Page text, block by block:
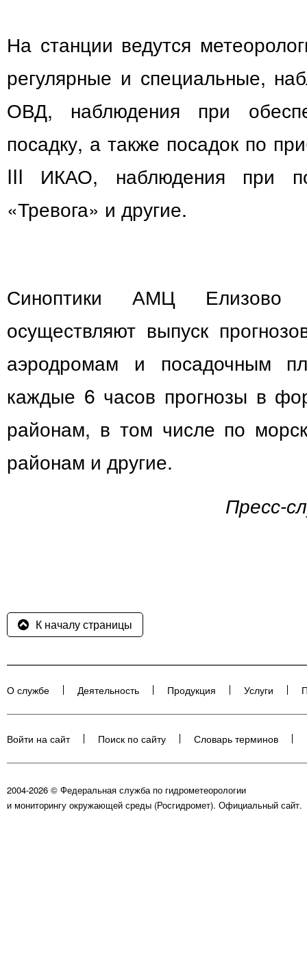
На станции ведутся
регулярные и специальные,
ОВД, наблюдения при
посадку, а также посадок по
III ИКАО, наблюдения при
«Тревога» и другие.
Синоптики АМЦ
осуществляют выпуск
аэродромам и посадочным
каждые 6 часов прогнозы в
районам, в том числе по
районам и другие.
Пресс-
К началу страницы
О службе Деятельность Продукция Услуги
Войти на сайт Поиск по сайту Словарь терминов
2004-2026 © Федеральная служба по гидрометеорологии
и мониторингу окружающей среды (Росгидромет). Официальный сайт.